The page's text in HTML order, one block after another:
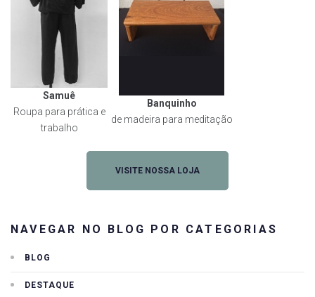
Samuê
Roupa para prática e
trabalho
Banquinho
de madeira para meditação
VISITE NOSSA LOJA
NAVEGAR NO BLOG POR CATEGORIAS
BLOG
DESTAQUE